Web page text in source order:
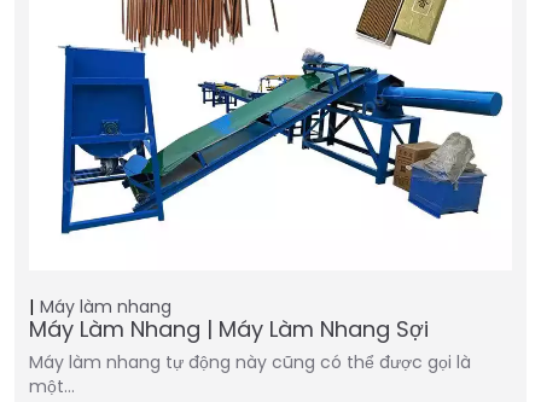
Máy làm nhang
Máy Làm Nhang | Máy Làm Nhang Sợi
Máy làm nhang tự động này cũng có thể được gọi là
một…